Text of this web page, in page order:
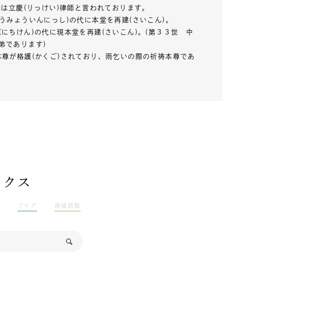
立慶(りっけい)律師と言われております。
ょういんにっし)の代に本堂を再建(さいこん)。
ちけん)の代に現本堂を再建(さいこん)。(第３３世 中
であります)
が格護(かくご)されており、雨乞いの際の祈祷本尊であ
クス
ブログ 地域情報